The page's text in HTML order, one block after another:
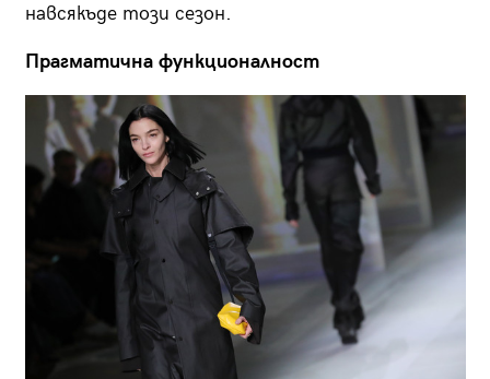
навсякъде този сезон.
Прагматична функционалност